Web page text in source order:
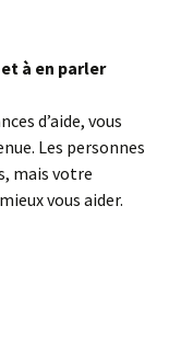
à en parler
d’aide, vous
Les personnes
mais votre
vous aider.